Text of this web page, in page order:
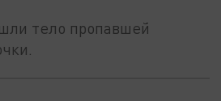
тело пропавшей